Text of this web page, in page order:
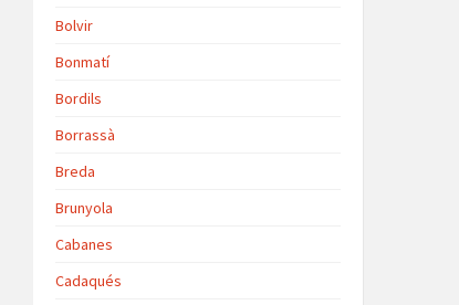
Bolvir
Bonmatí
Bordils
Borrassà
Breda
Brunyola
Cabanes
Cadaqués